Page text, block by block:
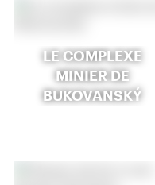
LE COMPLEXE
MINIER DE
BUKOVANSKÝ